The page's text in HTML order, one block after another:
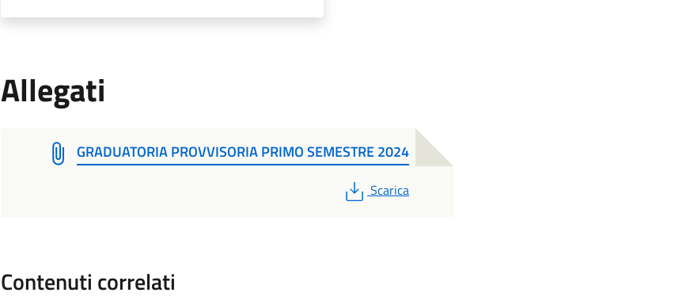
Allegati
GRADUATORIA PROVVISORIA PRIMO SEMESTRE 2024
PDF
Scarica
Contenuti correlati